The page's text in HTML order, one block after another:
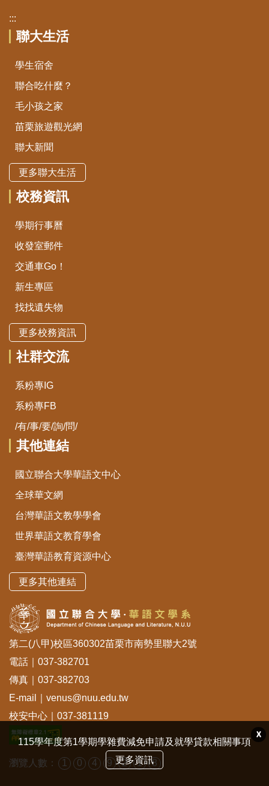
:::
聯大生活
學生宿舍
聯合吃什麼？
毛小孩之家
苗栗旅遊觀光網
聯大新聞
更多聯大生活
校務資訊
學期行事曆
收發室郵件
交通車Go！
新生專區
找找遺失物
更多校務資訊
社群交流
系粉專IG
系粉專FB
/有/事/要/詢/問/
其他連結
國立聯合大學華語文中心
全球華文網
台灣華語文教學學會
世界華語文教育學會
臺灣華語教育資源中心
更多其他連結
第二(八甲)校區360302苗栗市南勢里聯大2號
電話｜037-382701
傳真｜037-382703
E-mail｜venus@nuu.edu.tw
校安中心｜037-381119
瀏覽人數： 1 0 4 9 2 1 8
X
115學年度第1學期學雜費減免申請及就學貸款相關事項
更多資訊